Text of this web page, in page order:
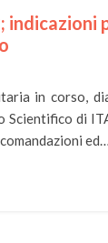
indicazioni
in corso,
di
ed…